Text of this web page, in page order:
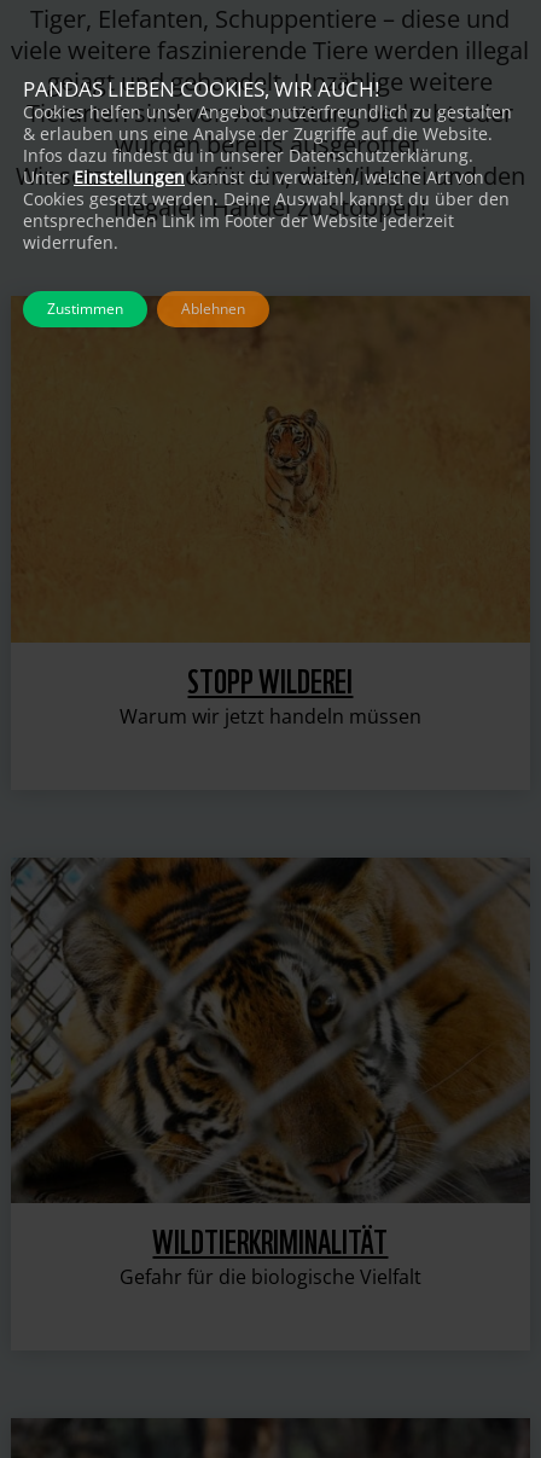
Tiger, Elefanten, Schuppentiere – diese und
viele weitere faszinierende Tiere werden illegal
gejagt und gehandelt. Unzählige weitere
Tierarten sind von Ausrottung bedroht oder
wurden bereits ausgerottet.
Wir setzen uns dafür ein, die Wilderei und den
illegalen Handel zu stoppen!
STOPP WILDEREI
Warum wir jetzt handeln müssen
WILDTIERKRIMINALITÄT
Gefahr für die biologische Vielfalt
PANDAS LIEBEN COOKIES, WIR AUCH!
Cookies helfen unser Angebot nutzerfreundlich zu gestalten
& erlauben uns eine Analyse der Zugriffe auf die Website.
Infos dazu findest du in unserer Datenschutzerklärung.
UnterEinstellungen kannst du verwalten, welche Art von
Cookies gesetzt werden. Deine Auswahl kannst du über den
entsprechenden Link im Footer der Website jederzeit
widerrufen.
Zustimmen Ablehnen